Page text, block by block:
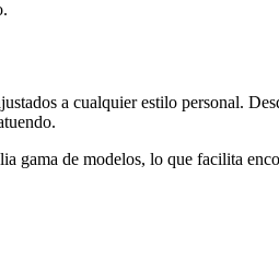
a cualquier estilo personal.
gama de modelos, lo que facilita